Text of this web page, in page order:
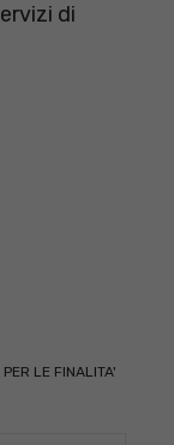
di
LE FINALITA'